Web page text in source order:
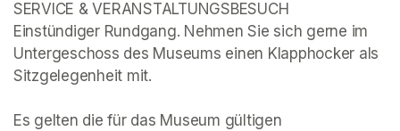
(opens in a new tab)
(opens in a new tab)
Einstündiger Rundgang. Nehmen Sie sich gerne im
Untergeschoss des Museums einen Klapphocker als
Sitzgelegenheit mit.
Es gelten die für das Museum gültigen